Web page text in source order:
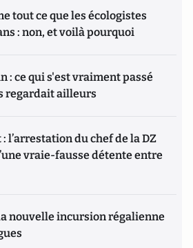
tout ce que les écologistes
: non, et voilà pourquoi
: ce qui s'est vraiment passé
regardait ailleurs
l’arrestation du chef de la DZ
vraie-fausse détente entre
nouvelle incursion régalienne